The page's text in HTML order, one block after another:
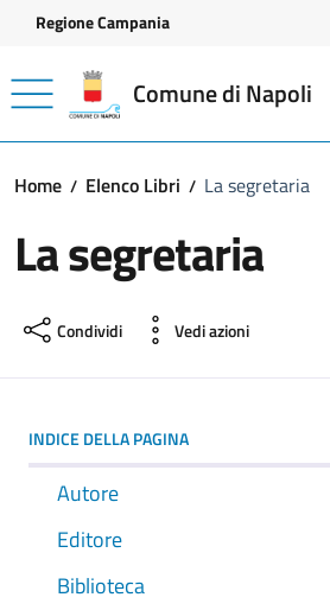
Vai ai contenuti
Vai al footer
Regione Campania
Comune di Napoli
Home Elenco Libri La segretaria
La segretaria
Condividi Vedi azioni
INDICE DELLA PAGINA
Autore
Editore
Biblioteca